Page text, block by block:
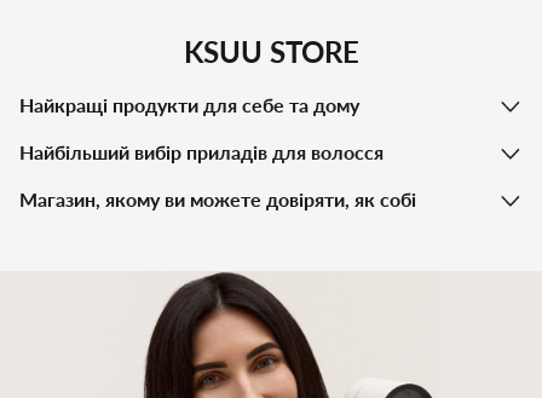
KSUU STORE
Найкращі продукти для себе та дому
Найбільший вибір приладів для волосся
Магазин, якому ви можете довіряти, як собі